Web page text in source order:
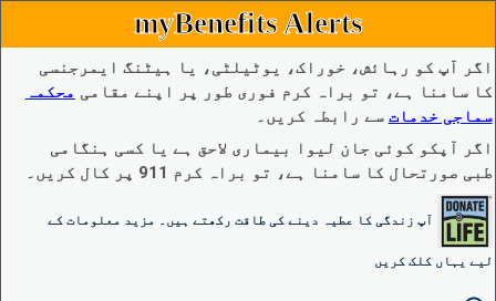
myBenefits Alerts
اگر آپ کو رہائش، خوراک، یوٹیلٹی، یا ہیٹنگ ایمرجنسی
کا سامنا ہے، تو براہ کرم فوری طور پر اپنے مقامی محکمہ
سماجی خدمات سے رابطہ کریں۔
اگر آپکو کوئی جان لیوا بیماری لاحق ہے یا کسی ہنگامی
طبی صورتحال کا سامنا ہے، تو براہ کرم 911 پر کال کریں۔
آپ زندگی کا عطیہ دینے کی طاقت رکھتے ہیں۔ مزید معلومات کے
لیے یہاں کلک کریں